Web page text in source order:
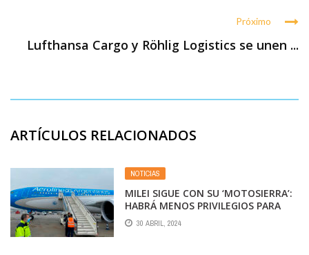
Próximo
Lufthansa Cargo y Röhlig Logistics se unen ...
ARTÍCULOS RELACIONADOS
NOTICIAS
MILEI SIGUE CON SU ‘MOTOSIERRA’:
HABRÁ MENOS PRIVILEGIOS PARA
LOS PILOTOS
30 ABRIL, 2024